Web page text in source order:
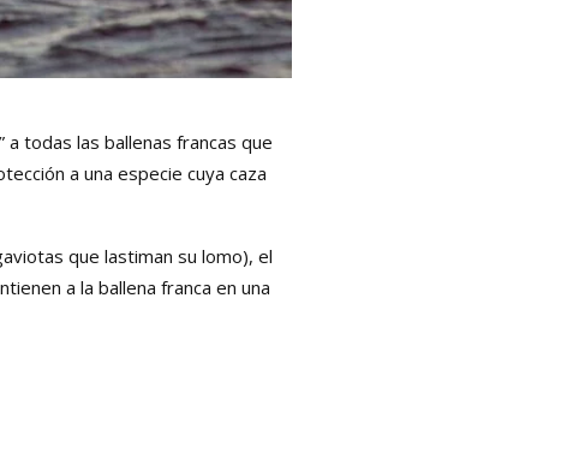
todas las ballenas francas que
a una especie cuya caza
que lastiman su lomo), el
a la ballena franca en una